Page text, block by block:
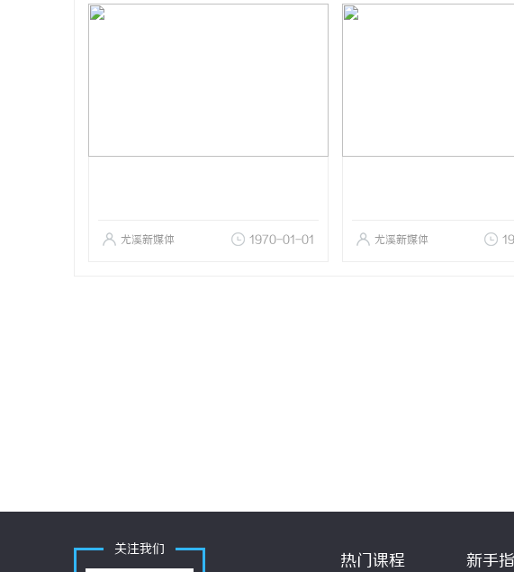
尤溪新媒体 1970-01-01 尤溪新媒体
关注我们
热门课程 新手